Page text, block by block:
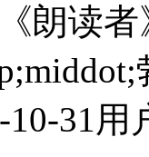
朗读
10-31用